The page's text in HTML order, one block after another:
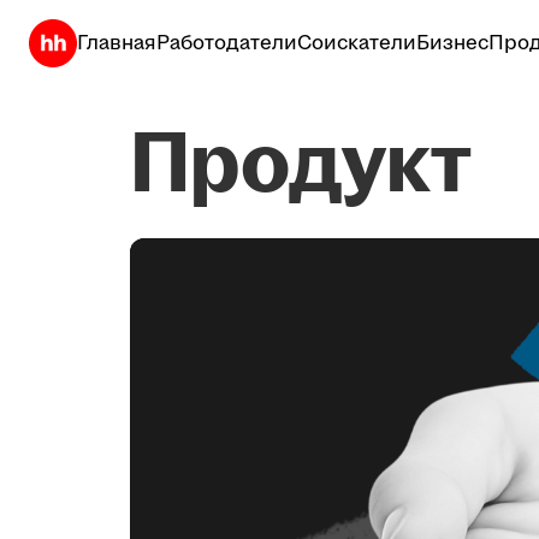
ГлавнаяРаботодателиСоискателиБизнес
Продукт